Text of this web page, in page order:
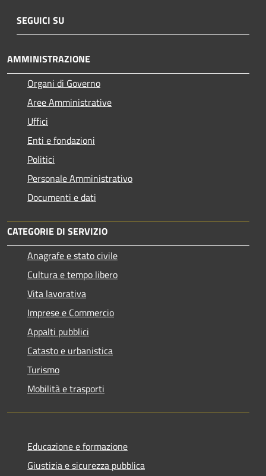
SEGUICI SU
AMMINISTRAZIONE
Organi di Governo
Aree Amministrative
Uffici
Enti e fondazioni
Politici
Personale Amministrativo
Documenti e dati
CATEGORIE DI SERVIZIO
Anagrafe e stato civile
Cultura e tempo libero
Vita lavorativa
Imprese e Commercio
Appalti pubblici
Catasto e urbanistica
Turismo
Mobilità e trasporti
Educazione e formazione
Giustizia e sicurezza pubblica